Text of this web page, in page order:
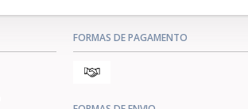
FORMAS DE PAGAMENTO